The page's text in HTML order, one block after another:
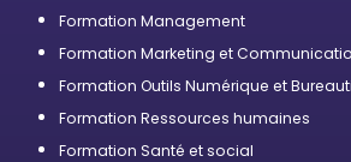
Formation Management
Formation Marketing et
Formation Outils Numérique et
Formation Ressources humaines
Formation Santé et social